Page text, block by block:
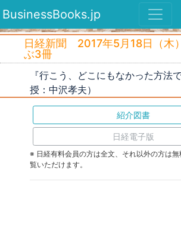
BusinessBooks.jp
日経新聞 2017年5月18日（木
ぶ3冊
『行こう、どこにもなかった方法
授：中沢孝夫）
紹介図書
日経電子版
※ 日経有料会員の方は全文、それ以外の方は
覧いただけます。